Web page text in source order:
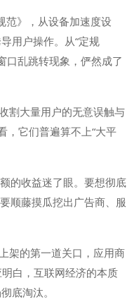
范》，从设备加速度设
用户操作。从“定规
口乱跳转现象，俨然成了
割大量用户的无意误触与
，它们普遍算不上“大平
的收益迷了眼。要想彻底
顺藤摸瓜挖出广告商、服
架的第一道关口，应用商
白，互联网经济的本质
底淘汰。